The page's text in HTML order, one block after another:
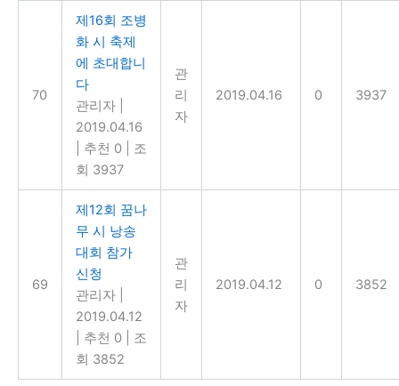
70
제16회 조병
화 시 축제
에 초대합니
다
관리자
2019.04.16
추천 0
조
회 3937
관
리
자
2019.04.16 0 3937
69
제12회 꿈나
무 시 낭송
대회 참가
신청
관리자
2019.04.12
추천 0
조
회 3852
관
리
자
2019.04.12 0 3852